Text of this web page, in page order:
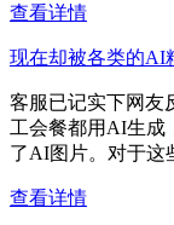
查看详情
现在却被各类的AI
客服已记实下网友
工会餐都用AI生成
了AI图片。对于这
查看详情